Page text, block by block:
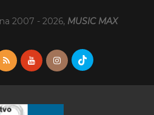
2007 - 2026, MUSIC MAX